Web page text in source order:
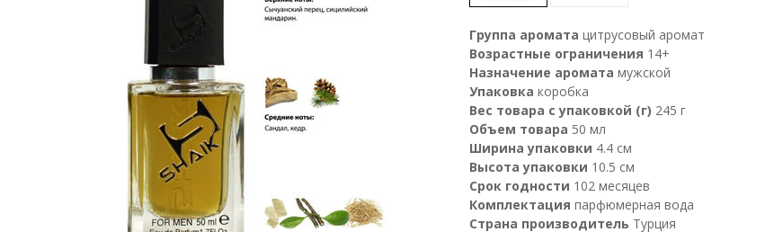
Группа аромата цитрусовый аромат
Возрастные ограничения 14+
Назначение аромата мужской
Упаковка коробка
Вес товара с упаковкой (г) 245 г
Объем товара 50 мл
Ширина упаковки 4.4 см
Высота упаковки 10.5 см
Срок годности 102 месяцев
Комплектация парфюмерная вода
Страна производитель Турция